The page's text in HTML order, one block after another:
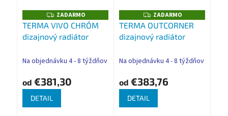
Z
A
D
A
R
O
ZADARMO
TERMA VIVO CHRÓM
dizajnový radiátor
Na objednávku 4 - 8 týždňov
od €381,30
DETAIL
Z
A
D
A
R
O
ZADARMO
TERMA OUTCORNER
dizajnový radiátor
Na objednávku 4 - 8 týždňov
od €383,76
DETAIL